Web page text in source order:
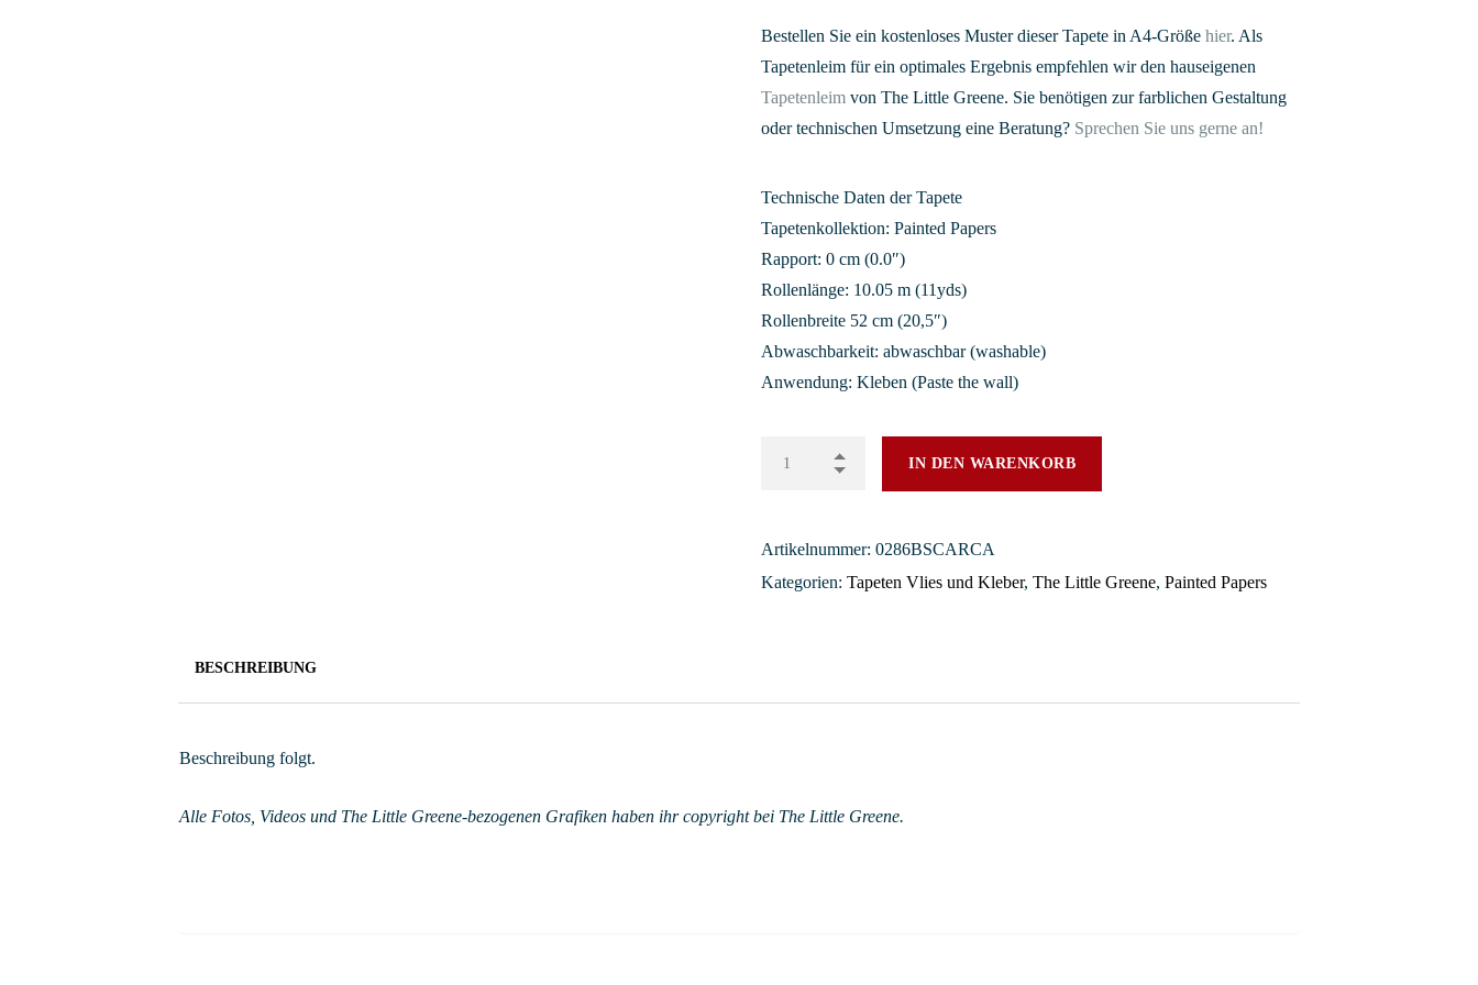
Bestellen Sie ein kostenloses Muster dieser Tapete in A4-Größehier. Als
Tapetenleim für ein optimales Ergebnis empfehlen wir den hauseigenen
Tapetenleim von The Little Greene. Sie benötigen zur farblichen Gestaltung
oder technischen Umsetzung eine Beratung? Sprechen Sie uns gerne an!
Technische Daten der Tapete
Tapetenkollektion: Painted Papers
Rapport: 0 cm (0.0″)
Rollenlänge: 10.05 m (11yds)
Rollenbreite 52 cm (20,5″)
Abwaschbarkeit: abwaschbar (washable)
Anwendung: Kleben (Paste the wall)
IN DEN WARENKORB
Artikelnummer:0286BSCARCA
Kategorien:Tapeten Vlies und Kleber,The Little Greene,Painted Papers
BESCHREIBUNG
Beschreibung folgt.
Alle Fotos, Videos und The Little Greene-bezogenen Grafiken haben ihr copyright bei The Little Greene.